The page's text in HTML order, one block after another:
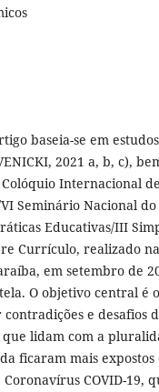
baseia-se em
2021 a, b, c),
Internacional
Seminário Nacional do
Educativas/III
Currículo, realizado
em setembro de
O objetivo central é
contradições e desafios
que lidam com a
ficaram mais
COVID-19,